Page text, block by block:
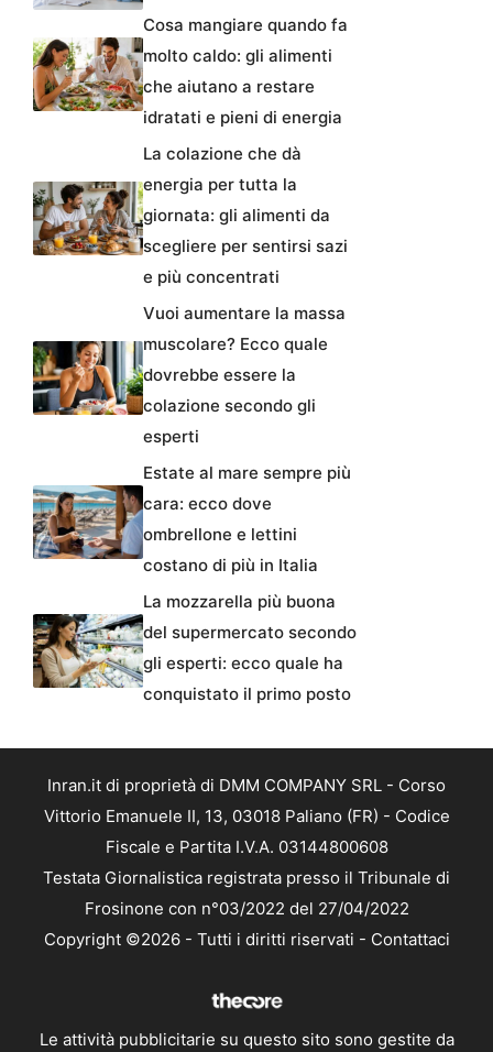
Cosa mangiare quando fa
molto caldo: gli alimenti
che aiutano a restare
idratati e pieni di energia
La colazione che dà
energia per tutta la
giornata: gli alimenti da
scegliere per sentirsi sazi
e più concentrati
Vuoi aumentare la massa
muscolare? Ecco quale
dovrebbe essere la
colazione secondo gli
esperti
Estate al mare sempre più
cara: ecco dove
ombrellone e lettini
costano di più in Italia
La mozzarella più buona
del supermercato secondo
gli esperti: ecco quale ha
conquistato il primo posto
Inran.it di proprietà di DMM COMPANY SRL - Corso
Vittorio Emanuele II, 13, 03018 Paliano (FR) - Codice
Fiscale e Partita I.V.A. 03144800608
Testata Giornalistica registrata presso il Tribunale di
Frosinone con n°03/2022 del 27/04/2022
Copyright ©2026 - Tutti i diritti riservati - Contattaci
Le attività pubblicitarie su questo sito sono gestite da